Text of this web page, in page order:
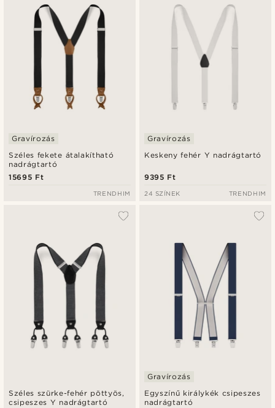
Széles fekete átalakítható
nadrágtartó
Gravírozás
15695 Ft
TRENDHIM
Keskeny fehér Y nadrágtartó
Gravírozás
9395 Ft
24 SZÍNEK TRENDHIM
Széles szürke-fehér pöttyös,
csipeszes Y nadrágtartó
Egyszínű királykék csipeszes
nadrágtartó
Gravírozás